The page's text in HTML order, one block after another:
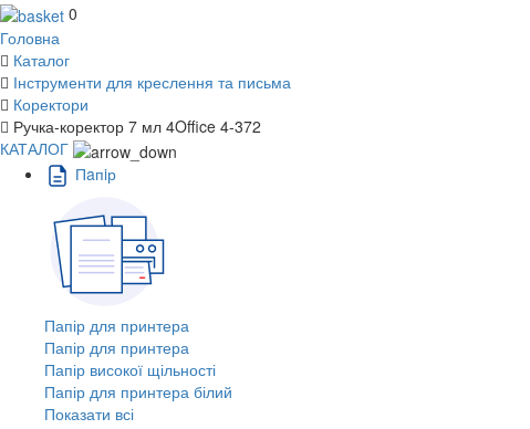
0
Головна
Каталог
Інструменти для креслення та письма
Коректори
Ручка-коректор 7 мл 4Office 4-372
КАТАЛОГ
Пaпiр
Папір для принтера
Папір для принтера
Папір високої щільності
Папір для принтера білий
Показати всі